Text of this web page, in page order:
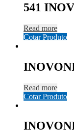
541
Read more
Cotar Produto
Read more
Cotar Produto